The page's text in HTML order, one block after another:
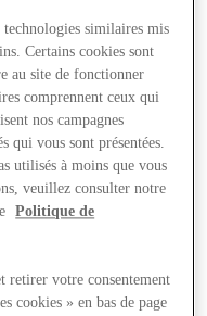
similaires mis
Certains cookies sont
au site de fonctionner
comprennent ceux qui
nos campagnes
qui vous sont présentées.
utilisés à moins que vous
veuillez consulter notre
Politique de
retirer votre consentement
cookies » en bas de page